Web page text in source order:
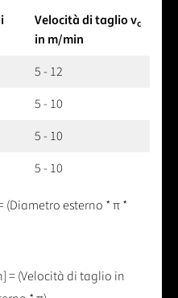
Velocità di taglio vc
in m/min
5 - 12
5 - 10
5 - 10
5 - 10
esterno * π *
= (Velocità di taglio in